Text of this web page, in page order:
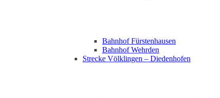
Bahnhof Fürstenhausen
Bahnhof Wehrden
Strecke Völklingen – Diedenhofen